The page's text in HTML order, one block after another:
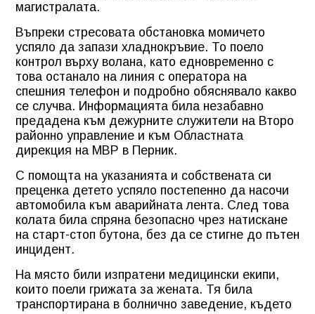
магистралата.
Въпреки стресовата обстановка момичето
успяло да запази хладнокръвие. То поело
контрол върху волана, като едновременно с
това останало на линия с оператора на
спешния телефон и подробно обяснявало какво
се случва. Информацията била незабавно
предадена към дежурните служители на Второ
районно управление и към Областната
дирекция на МВР в Перник.
С помощта на указанията и собствената си
преценка детето успяло постепенно да насочи
автомобила към аварийната лента. След това
колата била спряна безопасно чрез натискане
на старт-стоп бутона, без да се стигне до пътен
инцидент.
На място били изпратени медицински екипи,
които поели грижата за жената. Тя била
транспортирана в болнично заведение, където